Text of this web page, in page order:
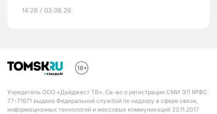
14:26 / 03.08.26
Учредитель ООО «Дайджест ТВ». Св-во о регистрации СМИ ЭЛ №ФС
77-71671 выдано Федеральной службой по надзору в сфере связи,
информационных технологий и массовых коммуникаций 23.11.2017